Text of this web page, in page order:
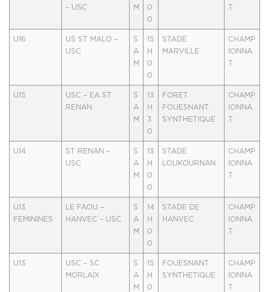
– USC
M
0
0
U16
US ST MALO –
USC
S
A
M
.
15
H
0
0
STADE
MARVILLE
CHAMP
IONNA
U15
USC – EA ST
RENAN
S
A
M
13
H
3
0
FORET
FOUESNANT
SYNTHETIQUE
CHAMP
IONNA
U14
ST RENAN –
USC
S
A
M
.
13
H
0
0
STADE
LOUKOURNAN
CHAMP
IONNA
U13
FEMININES
LE FAOU –
HANVEC – USC
S
A
M
14
H
0
0
STADE DE
HANVEC
CHAMP
IONNA
U13
USC – SC
MORLAIX
S
A
M
15
H
0
FOUESNANT
SYNTHETIQUE
CHAMP
IONNA